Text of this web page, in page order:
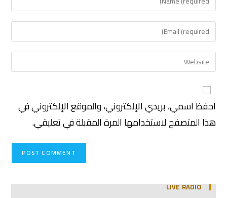
احفظ اسمي، بريدي الإلكتروني، والموقع الإلكتروني في
هذا المتصفح لاستخدامها المرة المقبلة في تعليقي.
LIVE RADIO